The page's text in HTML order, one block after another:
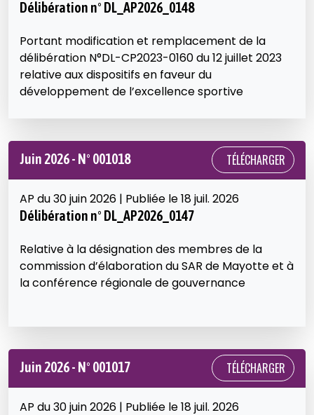
Délibération n° DL_AP2026_0148
Portant modification et remplacement de la
délibération N°DL-CP2023-0160 du 12 juillet 2023
relative aux dispositifs en faveur du
développement de l’excellence sportive
Juin 2026 - N° 001018 TÉLÉCHARGER
AP du 30 juin 2026 | Publiée le 18 juil. 2026
Délibération n° DL_AP2026_0147
Relative à la désignation des membres de la
commission d’élaboration du SAR de Mayotte et à
la conférence régionale de gouvernance
Juin 2026 - N° 001017 TÉLÉCHARGER
AP du 30 juin 2026 | Publiée le 18 juil. 2026